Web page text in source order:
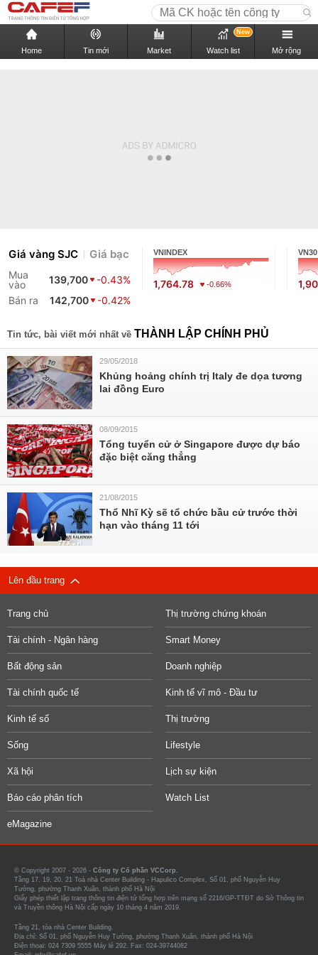
Home Tin mới Market Watch list
New
Mở rộng
Giá vàng SJC Giá bạc
Mua
vào
139,700
-0.43%
Bán ra
142,700 -0.42%
VNINDEX
1,764.78 -0.66%
VN30
Tin tức, bài viết mới nhất về THÀNH LẬP CHÍNH PHỦ
29/05/2018
Khủng hoảng chính trị Italy đe dọa tương
lai đồng Euro
08/09/2015
Tổng tuyển cử ở Singapore được dự báo
đặc biệt căng thẳng
21/08/2015
Thổ Nhĩ Kỳ sẽ tổ chức bầu cử trước thời
hạn vào tháng 11 tới
Lên đầu trang
Trang chủ Thị trường chứng khoán
Tài chính - Ngân hàng Smart Money
Bất động sản Doanh nghiệp
Tài chính quốc tế Kinh tế vĩ mô - Đầu tư
Kinh tế số Thị trường
Sống Lifestyle
Xã hội Lịch sự kiện
Báo cáo phân tích Watch List
eMagazine
© Copyright 2007 - 2026 - Công ty Cổ phần VCCorp.
Tầng 17, 19, 20, 21 Toà nhà Center Building - Hapulico Complex, Số 01, phố Nguyễn Huy
Tưởng, phường Thanh Xuân, thành phố Hà Nội
Giấy phép thiết lập trang thông tin điện tử tổng hợp trên mạng số 2216/GP-TTĐT do Sở Thông tin
và Truyền thông Hà Nội cấp ngày 10 tháng 4 năm 2019.
Tầng 21, tòa nhà Center Building.
Địa chỉ: Số 01, phố Nguyễn Huy Tưởng, phường Thanh Xuân, thành phố Hà Nội
Điện thoại: 024 7309 5555 Máy lẻ 292. Fax: 024-39744082